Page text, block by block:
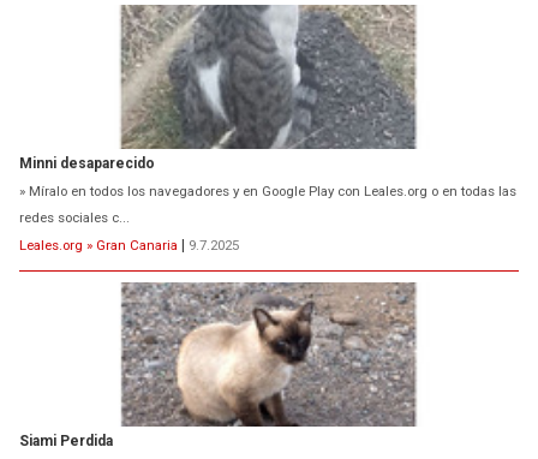
Minni desaparecido
» Míralo en todos los navegadores y en Google Play con Leales.org o en todas las
redes sociales c...
Leales.org » Gran Canaria
9.7.2025
Siami Perdida